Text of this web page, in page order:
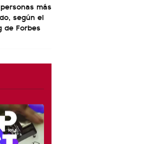
más
según el
de Forbes